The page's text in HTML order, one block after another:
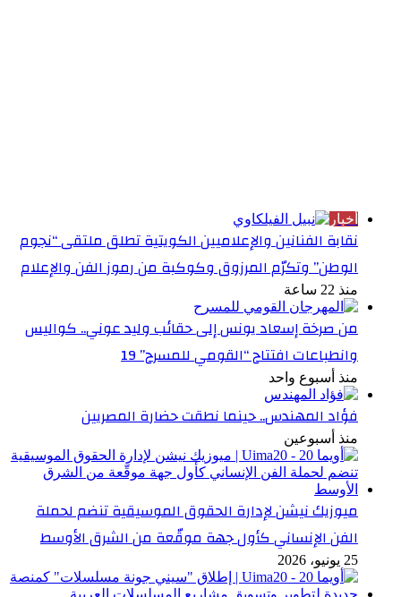
أخبار
نقابة الفنانين والإعلاميين الكويتية تطلق ملتقى “نجوم
الوطن” وتكرّم المرزوق وكوكبة من رموز الفن والإعلام
منذ 22 ساعة
من صرخة إسعاد يونس إلى حقائب وليد عوني.. كواليس
وانطباعات افتتاح “القومي للمسرح” 19
منذ أسبوع واحد
فؤاد المهندس.. حينما نطقت حضارة المصريين
منذ أسبوعين
ميوزيك نيشن لإدارة الحقوق الموسيقية تنضم لحملة
الفن الإنساني كأول جهة موقّعة من الشرق الأوسط
25 يونيو، 2026